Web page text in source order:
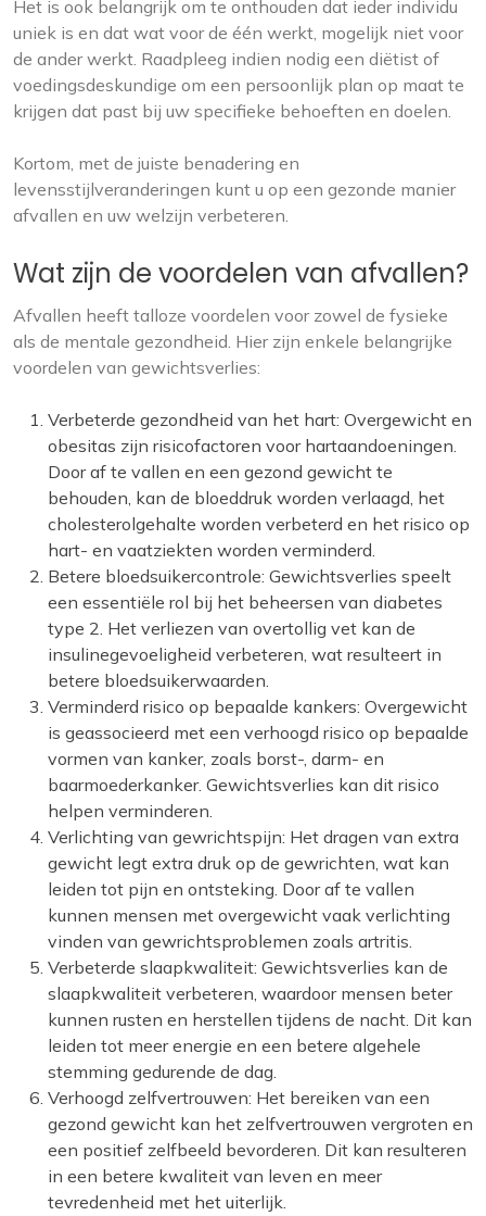
Het is ook belangrijk om te onthouden dat ieder individu
uniek is en dat wat voor de één werkt, mogelijk niet voor
de ander werkt. Raadpleeg indien nodig een diëtist of
voedingsdeskundige om een persoonlijk plan op maat te
krijgen dat past bij uw specifieke behoeften en doelen.
Kortom, met de juiste benadering en
levensstijlveranderingen kunt u op een gezonde manier
afvallen en uw welzijn verbeteren.
Wat zijn de voordelen van afvallen?
Afvallen heeft talloze voordelen voor zowel de fysieke
als de mentale gezondheid. Hier zijn enkele belangrijke
voordelen van gewichtsverlies:
Verbeterde gezondheid van het hart: Overgewicht en
obesitas zijn risicofactoren voor hartaandoeningen.
Door af te vallen en een gezond gewicht te
behouden, kan de bloeddruk worden verlaagd, het
cholesterolgehalte worden verbeterd en het risico op
hart- en vaatziekten worden verminderd.
Betere bloedsuikercontrole: Gewichtsverlies speelt
een essentiële rol bij het beheersen van diabetes
type 2. Het verliezen van overtollig vet kan de
insulinegevoeligheid verbeteren, wat resulteert in
betere bloedsuikerwaarden.
Verminderd risico op bepaalde kankers: Overgewicht
is geassocieerd met een verhoogd risico op bepaalde
vormen van kanker, zoals borst-, darm- en
baarmoederkanker. Gewichtsverlies kan dit risico
helpen verminderen.
Verlichting van gewrichtspijn: Het dragen van extra
gewicht legt extra druk op de gewrichten, wat kan
leiden tot pijn en ontsteking. Door af te vallen
kunnen mensen met overgewicht vaak verlichting
vinden van gewrichtsproblemen zoals artritis.
Verbeterde slaapkwaliteit: Gewichtsverlies kan de
slaapkwaliteit verbeteren, waardoor mensen beter
kunnen rusten en herstellen tijdens de nacht. Dit kan
leiden tot meer energie en een betere algehele
stemming gedurende de dag.
Verhoogd zelfvertrouwen: Het bereiken van een
gezond gewicht kan het zelfvertrouwen vergroten en
een positief zelfbeeld bevorderen. Dit kan resulteren
in een betere kwaliteit van leven en meer
tevredenheid met het uiterlijk.